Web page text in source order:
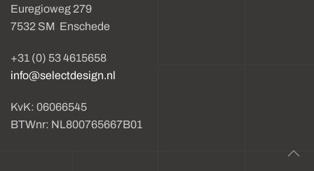
Euregioweg 279
7532 SM Enschede
+31 (0) 53 4615658
info@selectdesign.nl
KvK: 06066545
BTWnr: NL800765667B01